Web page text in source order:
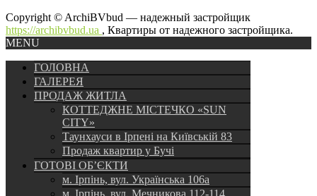
Copyright © ArchiBVbud — надежный застройщик
https://archibvbud.ua , Квартиры от надежного застройщика.
MENU
ГОЛОВНА
ГАЛЕРЕЯ
ПРОДАЖ ЖИТЛА
КОТТЕДЖНЕ МІСТЕЧКО «SUN
CITY»
Таунхауси в Ірпені на Київській 83
Продаж квартир у Бучі
ГОТОВІ ОБ’ЄКТИ
м. Ірпінь, вул. Українська 106а
м. Ірпінь, вул. Мечникова 112-114